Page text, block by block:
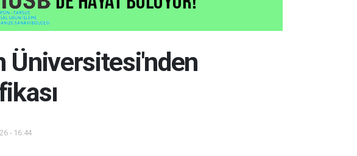
Üniversitesi'nden
- 16:44